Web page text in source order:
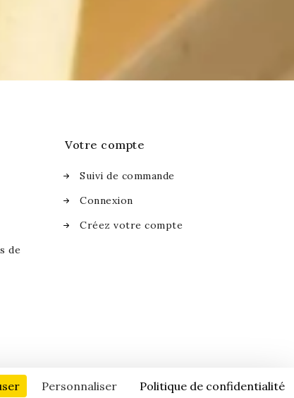
de
Votre compte
Suivi de commande
Connexion
Créez votre compte
Personnaliser Politique de confidentialité